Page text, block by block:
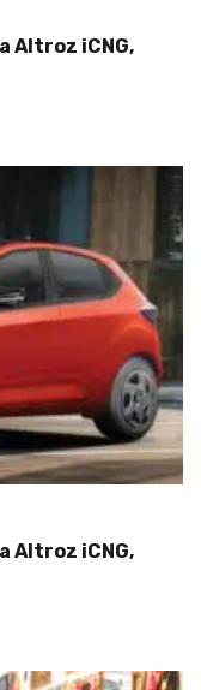
Altroz iCNG,
Altroz iCNG,